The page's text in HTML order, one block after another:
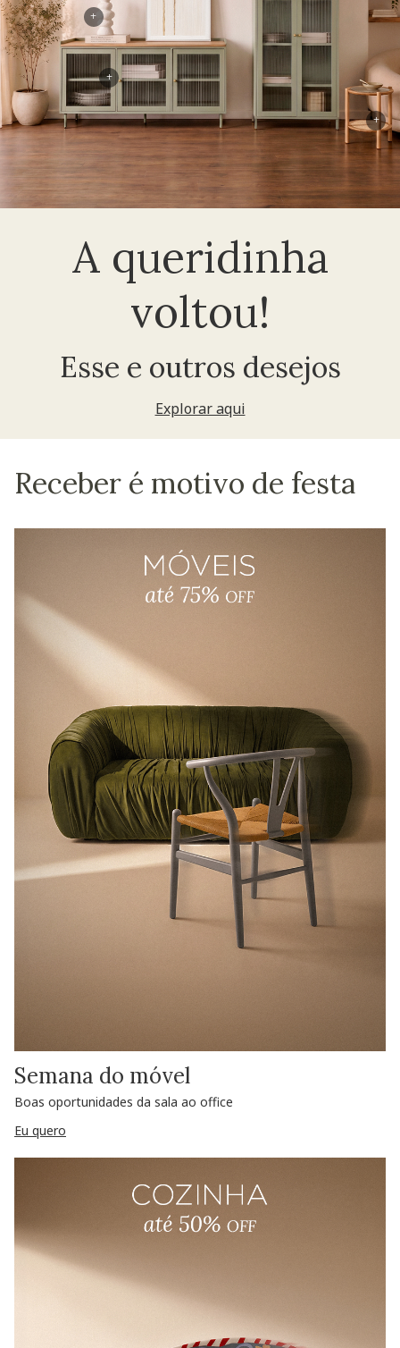
A queridinha
voltou!
Esse e outros desejos
Explorar aqui
+
+
+
Receber é motivo de festa
Semana do móvel
Boas oportunidades da sala ao office
Eu quero